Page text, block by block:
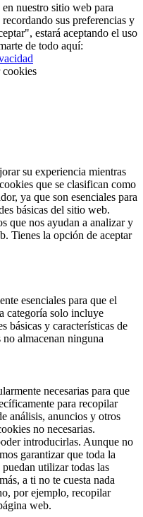
nuestro sitio web para
sus preferencias y
estará aceptando el uso
de todo aquí:
su experiencia mientras
que se clasifican como
ya que son esenciales para
básicas del sitio web.
que nos ayudan a analizar y
Tienes la opción de aceptar
esenciales para que el
categoría solo incluye
básicas y características de
almacenan ninguna
necesarias para que
para recopilar
análisis, anuncios y otros
no necesarias.
introducirlas. Aunque no
garantizar que toda la
utilizar todas las
a ti no te cuesta nada
por ejemplo, recopilar
web.